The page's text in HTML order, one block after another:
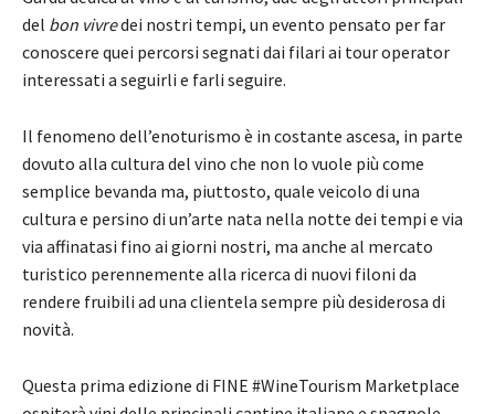
del bon vivredei nostri tempi, un evento pensato per far
conoscere quei percorsi segnati dai filari ai tour operator
interessati a seguirli e farli seguire.
Il fenomeno dell’enoturismo è in costante ascesa, in parte
dovuto alla cultura del vino che non lo vuole più come
semplice bevanda ma, piuttosto, quale veicolo di una
cultura e persino di un’arte nata nella notte dei tempi e via
via affinatasi fino ai giorni nostri, ma anche al mercato
turistico perennemente alla ricerca di nuovi filoni da
rendere fruibili ad una clientela sempre più desiderosa di
novità.
Questa prima edizione di FINE #WineTourism Marketplace